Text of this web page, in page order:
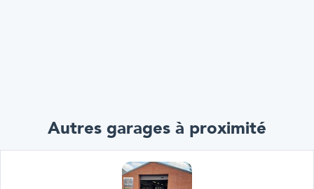
Autres garages à proximité